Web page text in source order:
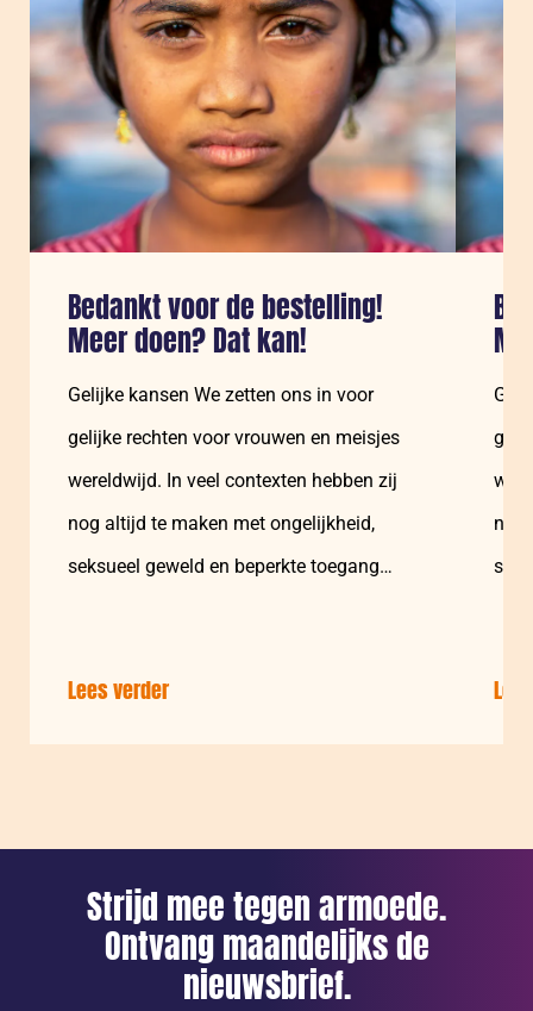
Bedankt voor de bestelling!
Meer doen? Dat kan!
Gelijke kansen We zetten ons in voor
gelijke rechten voor vrouwen en meisjes
wereldwijd. In veel contexten hebben zij
nog altijd te maken met ongelijkheid,
seksueel geweld en beperkte toegang…
Lees verder
voor
Meer
Dat
kan!
nog
Strijd mee tegen armoede.
Ontvang maandelijks de
nieuwsbrief.